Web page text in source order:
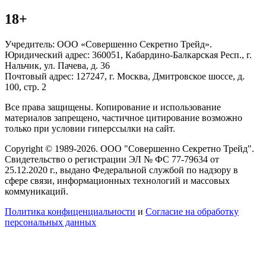
18+
Учредитель: ООО «Совершенно Секретно Трейд».
Юридический адрес: 360051, Кабардино-Балкарская Респ., г.
Нальчик, ул. Пачева, д. 36
Почтовый адрес: 127247, г. Москва, Дмитровское шоссе, д.
100, стр. 2
Все права защищены. Копирование и использование
материалов запрещено, частичное цитирование возможно
только при условии гиперссылки на сайт.
Copyright © 1989-2026. ООО "Совершенно Секретно Трейд".
Свидетельство о регистрации ЭЛ № ФС 77-79634 от
25.12.2020 г., выдано Федеральной службой по надзору в
сфере связи, информационных технологий и массовых
коммуникаций.
Политика конфиценциальности и Согласие на обработку
персональных данных